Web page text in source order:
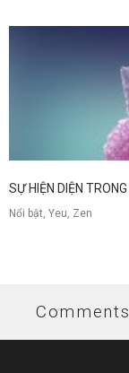
SỰ HIỆN DIỆN
Nổi bật, Yeu, Zen